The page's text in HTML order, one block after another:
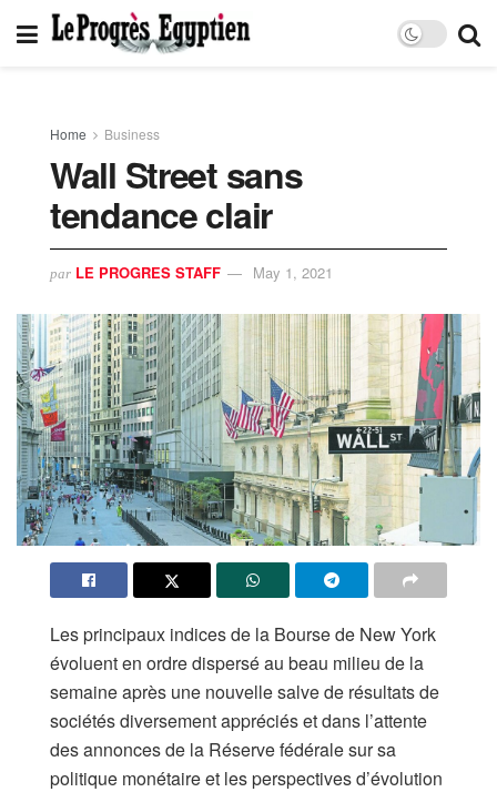
Home Business
Wall Street sans
tendance clair
par LE PROGRES STAFF May 1, 2021
Les principaux indices de la Bourse de New York
évoluent en ordre dispersé au beau milieu de la
semaine après une nouvelle salve de résultats de
sociétés diversement appréciés et dans l’attente
des annonces de la Réserve fédérale sur sa
politique monétaire et les perspectives d’évolution